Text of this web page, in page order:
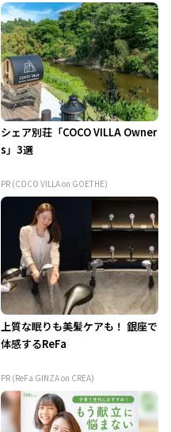
シェア別荘「COCO VILLA Owner
s」3選
PR (COCO VILLA on GOETHE)
上質な眠りも美髪ケアも！ 銀座で
体感するReFa
PR (ReFa GINZA on CREA)